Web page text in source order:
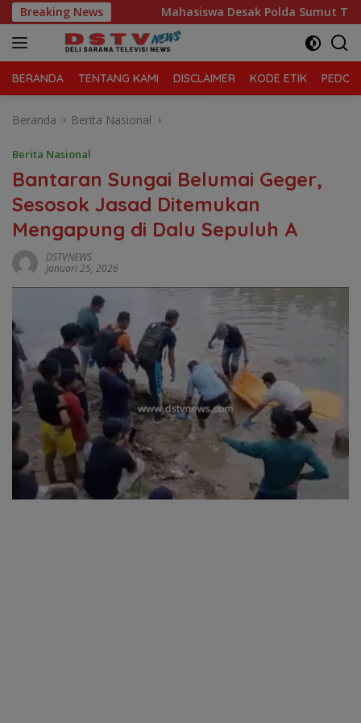
Langsung
ke
konten
Breaking NewsMahasiswa Desak Polda Sumut Tutup Dugaan
BERANDA TENTANG KAMI DISCLAIMER KODE ETIK
Beranda Berita Nasional
Berita Nasional
Bantaran Sungai Belumai Geger,
Sesosok Jasad Ditemukan
Mengapung di Dalu Sepuluh A
DSTVNEWS
Januari 25, 2026